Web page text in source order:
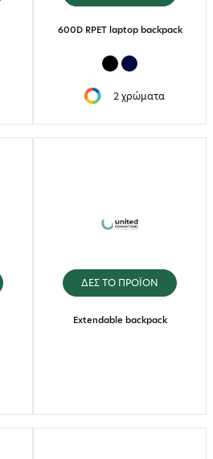
600D RPET laptop backpack
2 χρώματα
ΔΕΣ ΤΟ ΠΡΟΪΟΝ
Extendable backpack